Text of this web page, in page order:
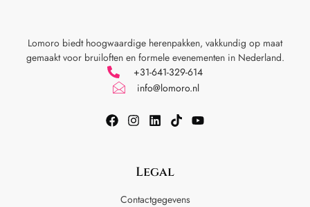
Lomoro biedt hoogwaardige herenpakken, vakkundig op maat
gemaakt voor bruiloften en formele evenementen in Nederland.
+31-641-329-614
info@lomoro.nl
Legal
Contactgegevens